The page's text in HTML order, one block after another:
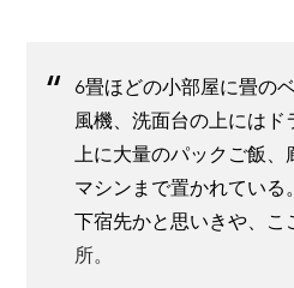
6畳ほどの小部屋に畳の
風機、洗面台の上にはド
上に大量のパックご飯、
マシンまで置かれている
下宿先かと思いきや、こ
所。